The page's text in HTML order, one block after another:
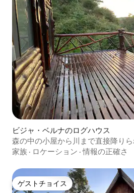
ビジャ・ベルナのログハウス
森の中の小屋から川まで直接降り
家族 · ロケーション ·情報の正確さ
ゲストチョイス
ゲストチョイス